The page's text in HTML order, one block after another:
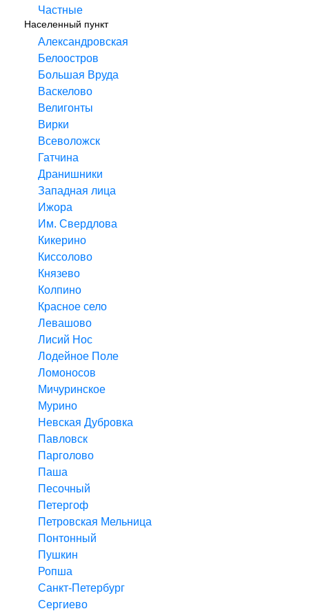
Частные
Населенный пункт
Александровская
Белоостров
Большая Вруда
Васкелово
Велигонты
Вирки
Всеволожск
Гатчина
Дранишники
Западная лица
Ижора
Им. Свердлова
Кикерино
Киссолово
Князево
Колпино
Красное село
Левашово
Лисий Нос
Лодейное Поле
Ломоносов
Мичуринское
Мурино
Невская Дубровка
Павловск
Парголово
Паша
Песочный
Петергоф
Петровская Мельница
Понтонный
Пушкин
Ропша
Санкт-Петербург
Сергиево